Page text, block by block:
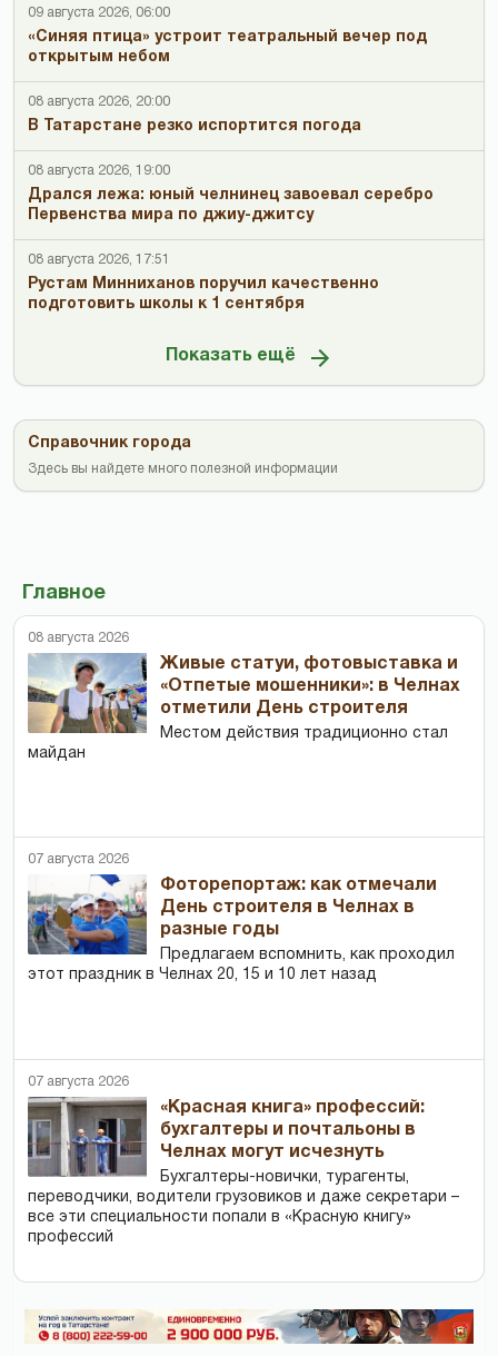
09 августа 2026, 06:00
«Синяя птица» устроит театральный вечер под
открытым небом
08 августа 2026, 20:00
В Татарстане резко испортится погода
08 августа 2026, 19:00
Дрался лежа: юный челнинец завоевал серебро
Первенства мира по джиу-джитсу
08 августа 2026, 17:51
Рустам Минниханов поручил качественно
подготовить школы к 1 сентября
Показать ещё
Справочник города
Здесь вы найдете много полезной информации
Главное
08 августа 2026
Живые статуи, фотовыставка и
«Отпетые мошенники»: в Челнах
отметили День строителя
Местом действия традиционно стал
майдан
07 августа 2026
Фоторепортаж: как отмечали
День строителя в Челнах в
разные годы
Предлагаем вспомнить, как проходил
этот праздник в Челнах 20, 15 и 10 лет назад
07 августа 2026
«Красная книга» профессий:
бухгалтеры и почтальоны в
Челнах могут исчезнуть
Бухгалтеры-новички, тур­агенты,
переводчики, водители грузовиков и даже секретари –
все эти специальности попали в «Красную книгу»
профессий